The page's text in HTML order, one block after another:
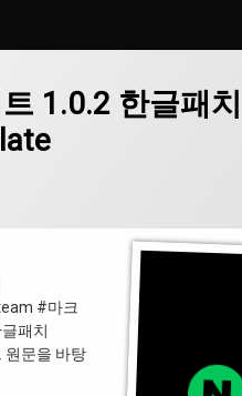
1.0.2 한글패
#마크
패치
원문을 바탕